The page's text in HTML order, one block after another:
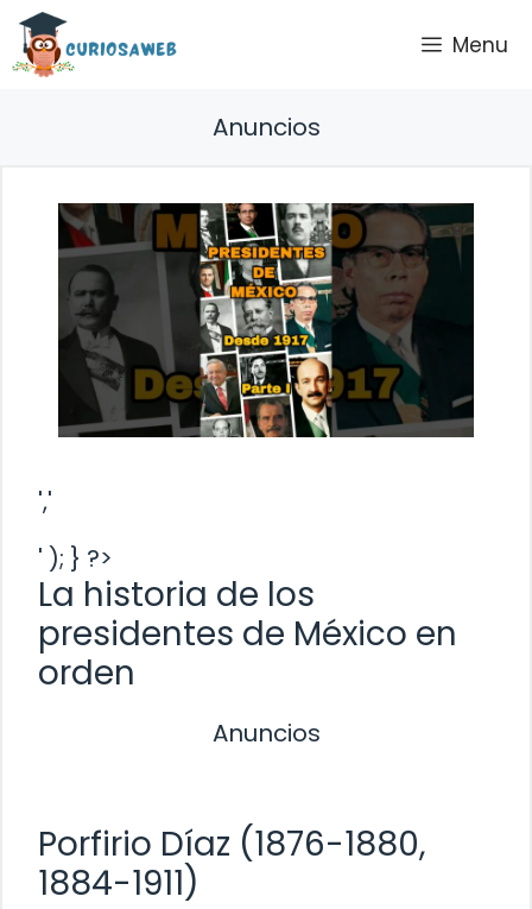
Saltar
contenido
Menu
Anuncios
','
' ); } ?>
La historia de los
presidentes de México en
orden
Anuncios
Porfirio Díaz (1876-1880,
1884-1911)